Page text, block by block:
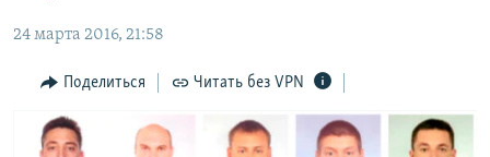
Вернутся
поиску
ИНТЕРАКТИВ
ИНФОГРАФИКА
ТЕЛЕПРОЕКТ КРЫМ.РЕАЛИИ
РАДІО СВОБОДА
КАК ОБОЙТИ БЛОКИРОВКУ
Українською
24 марта 2016, 21:58
Поделиться Читать без VPN